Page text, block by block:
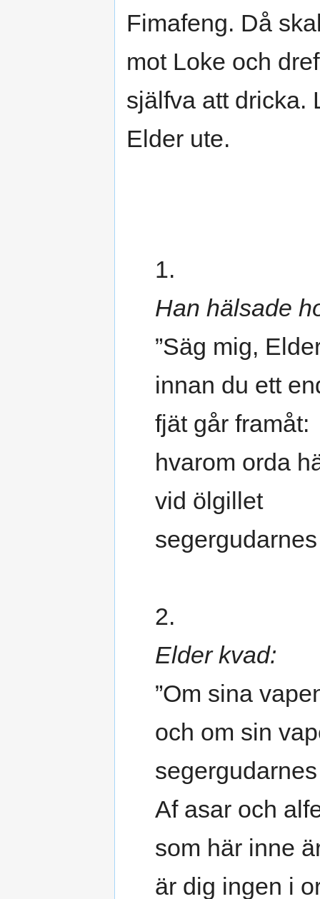
Fimafeng. Då
mot Loke och
själfva att dricka.
Elder ute.
1.
Han hälsade
”Säg mig,
innan du ett
fjät går framåt:
hvarom orda
vid ölgillet
2.
Elder kvad:
”Om sina
och om sin
Af asar och
som här inne
är dig ingen i